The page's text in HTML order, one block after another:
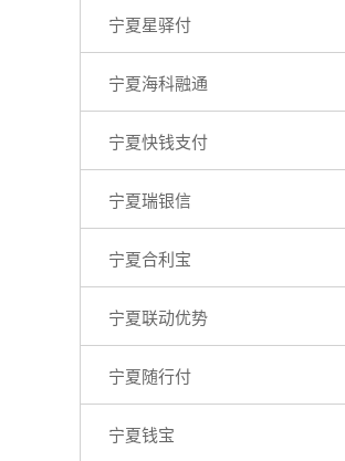
宁夏星驿付
宁夏海科融通
宁夏快钱支付
宁夏瑞银信
宁夏合利宝
宁夏联动优势
宁夏随行付
宁夏钱宝